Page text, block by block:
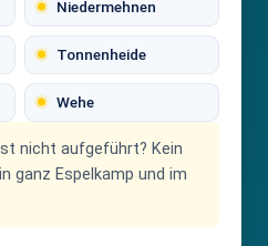
Niedermehnen
Tonnenheide
Wehe
nicht aufgeführt? Kein
ganz Espelkamp und im